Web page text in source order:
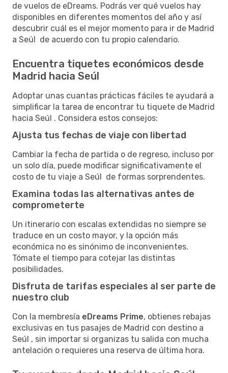
de vuelos de eDreams. Podrás ver qué vuelos hay
disponibles en diferentes momentos del año y así
descubrir cuál es el mejor momento para ir de Madrid
a Seúl de acuerdo con tu propio calendario.
Encuentra tiquetes económicos desde
Madrid hacia Seúl
Adoptar unas cuantas prácticas fáciles te ayudará a
simplificar la tarea de encontrar tu tiquete de Madrid
hacia Seúl . Considera estos consejos:
Ajusta tus fechas de viaje con libertad
Cambiar la fecha de partida o de regreso, incluso por
un solo día, puede modificar significativamente el
costo de tu viaje a Seúl de formas sorprendentes.
Examina todas las alternativas antes de
comprometerte
Un itinerario con escalas extendidas no siempre se
traduce en un costo mayor, y la opción más
económica no es sinónimo de inconvenientes.
Tómate el tiempo para cotejar las distintas
posibilidades.
Disfruta de tarifas especiales al ser parte de
nuestro club
Con la membresía eDreams Prime, obtienes rebajas
exclusivas en tus pasajes de Madrid con destino a
Seúl , sin importar si organizas tu salida con mucha
antelación o requieres una reserva de última hora.